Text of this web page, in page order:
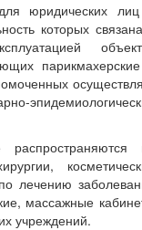
юридических
которых
лечению
массажные
учреждений.